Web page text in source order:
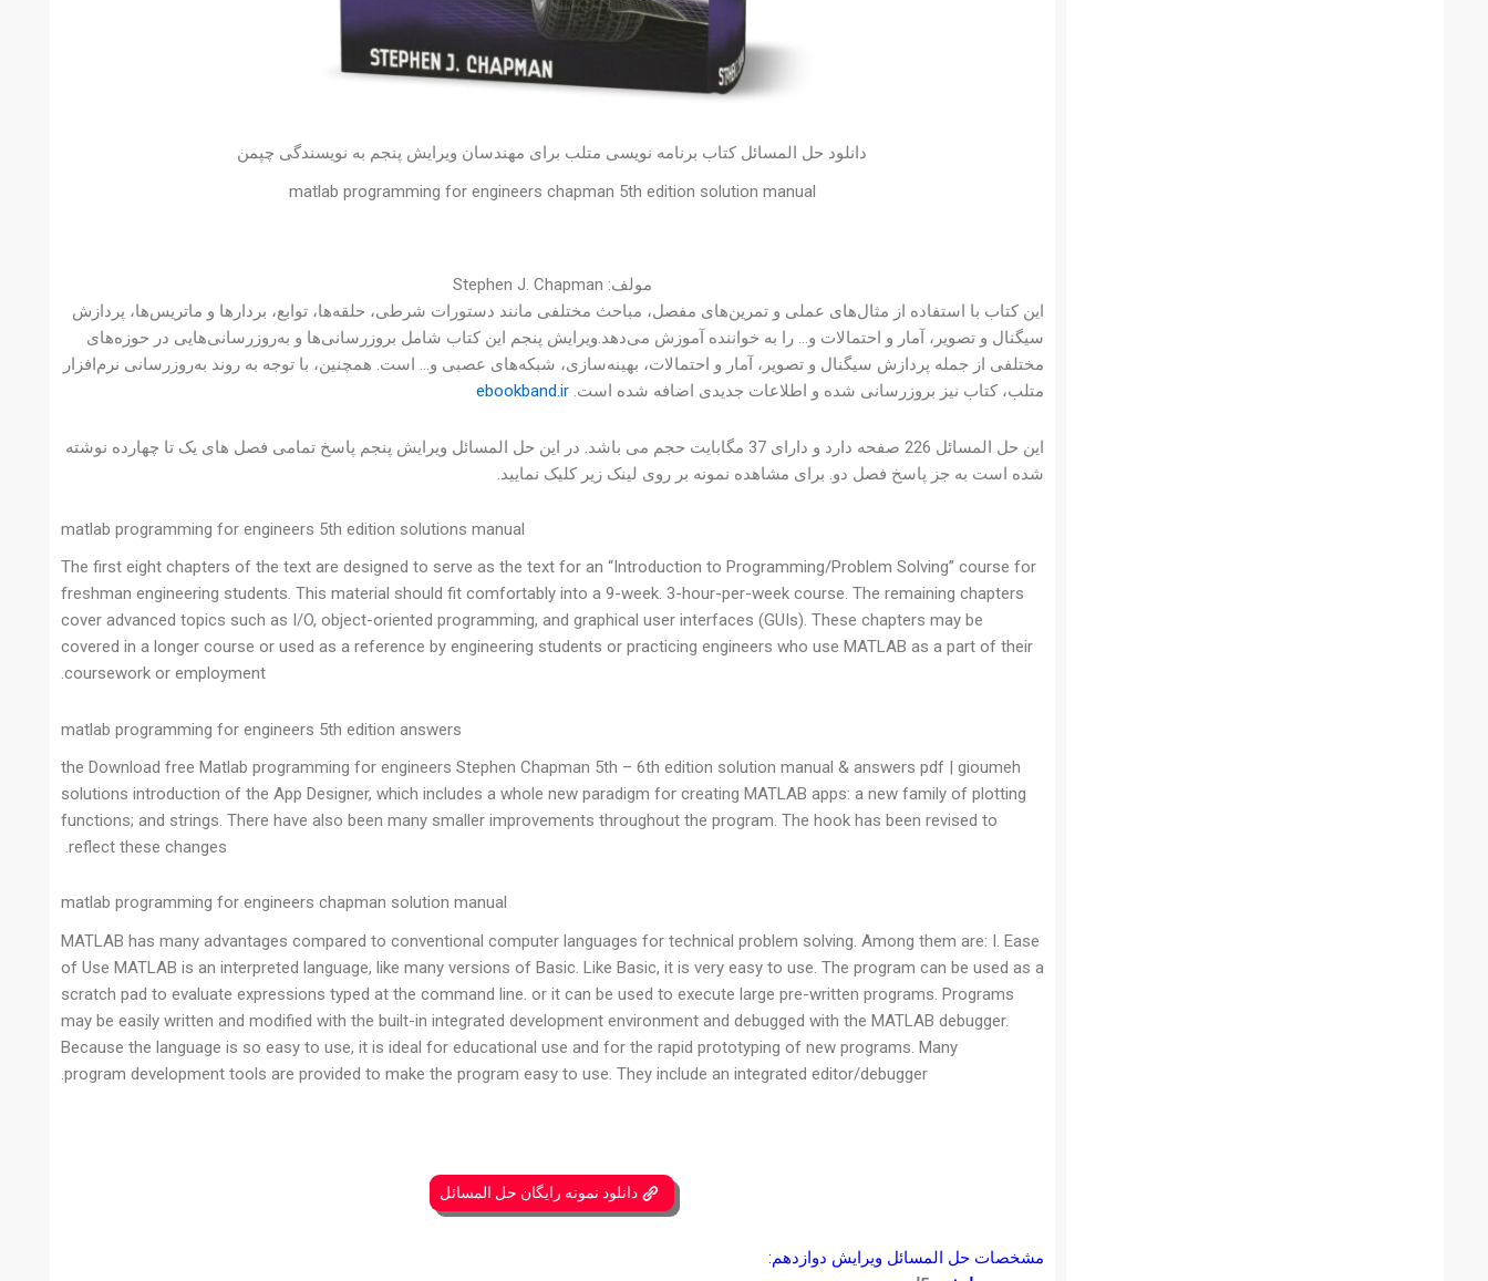
دانلود حل المسائل کتاب برنامه نویسی متلب برای مهندسان ویرایش پنجم به نویسندگی چپمن
matlab programming for engineers chapman 5th edition solution manual
مولف: Stephen J. Chapman
این کتاب با استفاده از مثال‌های عملی و تمرین‌های مفصل‌، مباحث مختلفی مانند دستورات شرطی، حلقه‌ها، توابع، بردارها و ماتریس‌ها، پردازش
سیگنال و تصویر، آمار و احتمالات و… را به خواننده آموزش می‌دهد.ویرایش پنجم این کتاب شامل بروزرسانی‌ها و به‌روزرسانی‌هایی در حوزه‌های
مختلفی از جمله پردازش سیگنال و تصویر، آمار و احتمالات، بهینه‌سازی، شبکه‌های عصبی و… است. همچنین، با توجه به روند به‌روزرسانی نرم‌افزار
متلب، کتاب نیز بروزرسانی شده و اطلاعات جدیدی اضافه شده است. ebookband.ir
این حل المسائل 226 صفحه دارد و دارای 37 مگابایت حجم می باشد. در این حل المسائل ویرایش پنجم پاسخ تمامی فصل های یک تا چهارده نوشته
شده است به جز پاسخ فصل دو. برای مشاهده نمونه بر روی لینک زیر کلیک نمایید.
matlab programming for engineers 5th edition solutions manual
The first eight chapters of the text are designed to serve as the text for an “Introduction to Programming/Problem Solving” course for
freshman engineering students. This material should fit comfortably into a 9-week. 3-hour-per-week course. The remaining chapters
cover advanced topics such as I/O, object-oriented programming, and graphical user interfaces (GUIs). These chapters may be
covered in a longer course or used as a reference by engineering students or practicing engineers who use MATLAB as a part of their
coursework or employment.
matlab programming for engineers 5th edition answers
the Download free Matlab programming for engineers Stephen Chapman 5th – 6th edition solution manual & answers pdf | gioumeh
solutions introduction of the App Designer, which includes a whole new paradigm for creating MATLAB apps: a new family of plotting
functions; and strings. There have also been many smaller improvements throughout the program. The hook has been revised to
reflect these changes.
matlab programming for engineers chapman solution manual
MATLAB has many advantages compared to conventional computer languages for technical problem solving. Among them are: I. Ease
of Use MATLAB is an interpreted language, like many versions of Basic. Like Basic, it is very easy to use. The program can be used as a
scratch pad to evaluate expressions typed at the command line. or it can be used to execute large pre-written programs. Programs
may be easily written and modified with the built-in integrated development environment and debugged with the MATLAB debugger.
Because the language is so easy to use, it is ideal for educational use and for the rapid prototyping of new programs. Many
program development tools are provided to make the program easy to use. They include an integrated editor/debugger.
دانلود نمونه رایگان حل المسائل
مشخصات حل المسائل ویرایش دوازدهم: